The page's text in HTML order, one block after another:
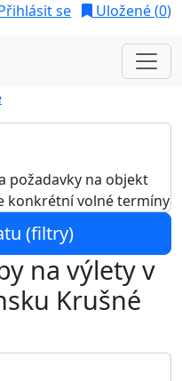
se Uložené (0)
požadavky na objekt
konkrétní volné termíny
(filtry)
na výlety v
Krušné